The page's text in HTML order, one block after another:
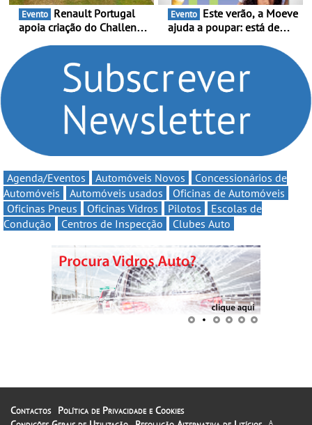
Evento
apoia criação do Challenge
compromisso com o
automobilismo nacional
continua em 2026
Evento
ajuda a poupar: está de
Volta” com descontos de
Agenda/Eventos Automóveis Novos
Concessionários de
Automóveis
Automóveis usados
Oficinas de Automóveis
Oficinas Pneus
Oficinas Vidros Pilotos
Escolas de
Condução
Centros de Inspecção Clubes Auto
Contactos
Política de Privacidade e Cookies
A